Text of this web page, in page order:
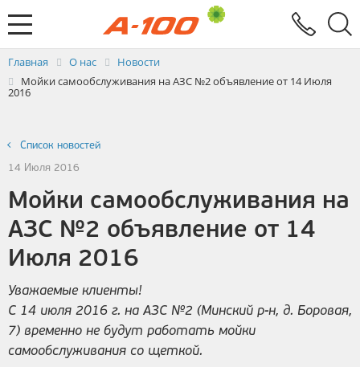
Услуги
Электронный документооборот
Заявка на выставление ЭСЧФ
Главная О нас
Новости
Мойки самообслуживания на АЗС №2 объявление от 14 Июля
2016
Список новостей
14 Июля 2016
Мойки самообслуживания на
АЗС №2 объявление от 14
Июля 2016
Уважаемые клиенты!
С 14 июля 2016 г. на АЗС №2 (Минский р-н, д. Боровая,
7) временно не будут работать мойки
самообслуживания со щеткой.